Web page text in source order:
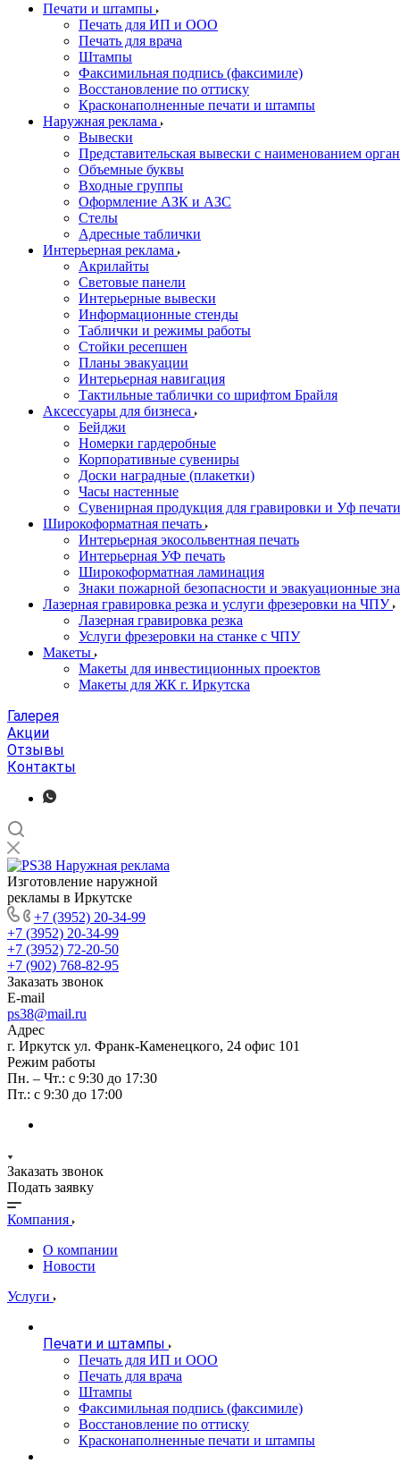
Печати и штампы
Печать для ИП и ООО
Печать для врача
Штампы
Факсимильная подпись (факсимиле)
Восстановление по оттиску
Красконаполненные печати и штампы
Наружная реклама
Вывески
Представительская вывески с наименованием
Объемные буквы
Входные группы
Оформление АЗК и АЗС
Стелы
Адресные таблички
Интерьерная реклама
Акрилайты
Световые панели
Интерьерные вывески
Информационные стенды
Таблички и режимы работы
Стойки ресепшен
Планы эвакуации
Интерьерная навигация
Тактильные таблички со шрифтом Брайля
Аксессуары для бизнеса
Бейджи
Номерки гардеробные
Корпоративные сувениры
Доски наградные (плакетки)
Часы настенные
Сувенирная продукция для гравировки и Уф печати
Широкоформатная печать
Интерьерная экосольвентная печать
Интерьерная УФ печать
Широкоформатная ламинация
Знаки пожарной безопасности и эвакуационные
Лазерная гравировка резка и услуги фрезеровки на ЧПУ
Лазерная гравировка резка
Услуги фрезеровки на станке с ЧПУ
Макеты
Макеты для инвестиционных проектов
Макеты для ЖК г. Иркутска
Галерея
Акции
Отзывы
Контакты
Изготовление наружной
рекламы в Иркутске
+7 (3952) 20-34-99
+7 (3952) 20-34-99
+7 (3952) 72-20-50
+7 (902) 768-82-95
Заказать звонок
E-mail
ps38@mail.ru
Адрес
г. Иркутск ул. Франк-Каменецкого, 24 офис 101
Режим работы
Пн. – Чт.: с 9:30 до 17:30
Пт.: с 9:30 до 17:00
Заказать звонок
Подать заявку
Компания
О компании
Новости
Услуги
Печати и штампы
Печать для ИП и ООО
Печать для врача
Штампы
Факсимильная подпись (факсимиле)
Восстановление по оттиску
Красконаполненные печати и штампы